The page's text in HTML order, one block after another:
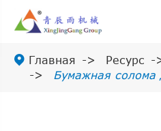
 Главная Ресурс
Бумажная солома